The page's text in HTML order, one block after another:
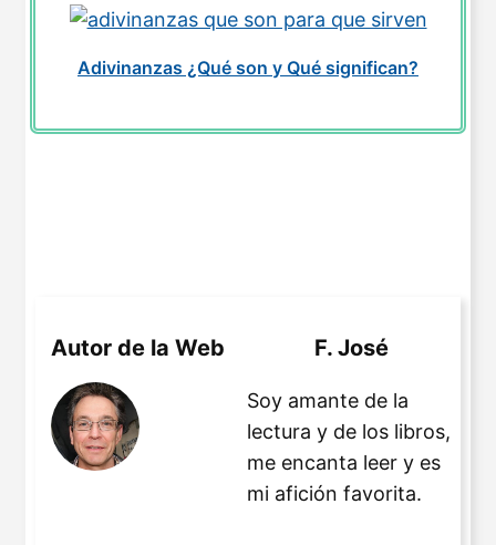
Adivinanzas ¿Qué son y Qué significan?
Autor de la Web F. José
Soy amante de la
lectura y de los libros,
me encanta leer y es
mi afición favorita.